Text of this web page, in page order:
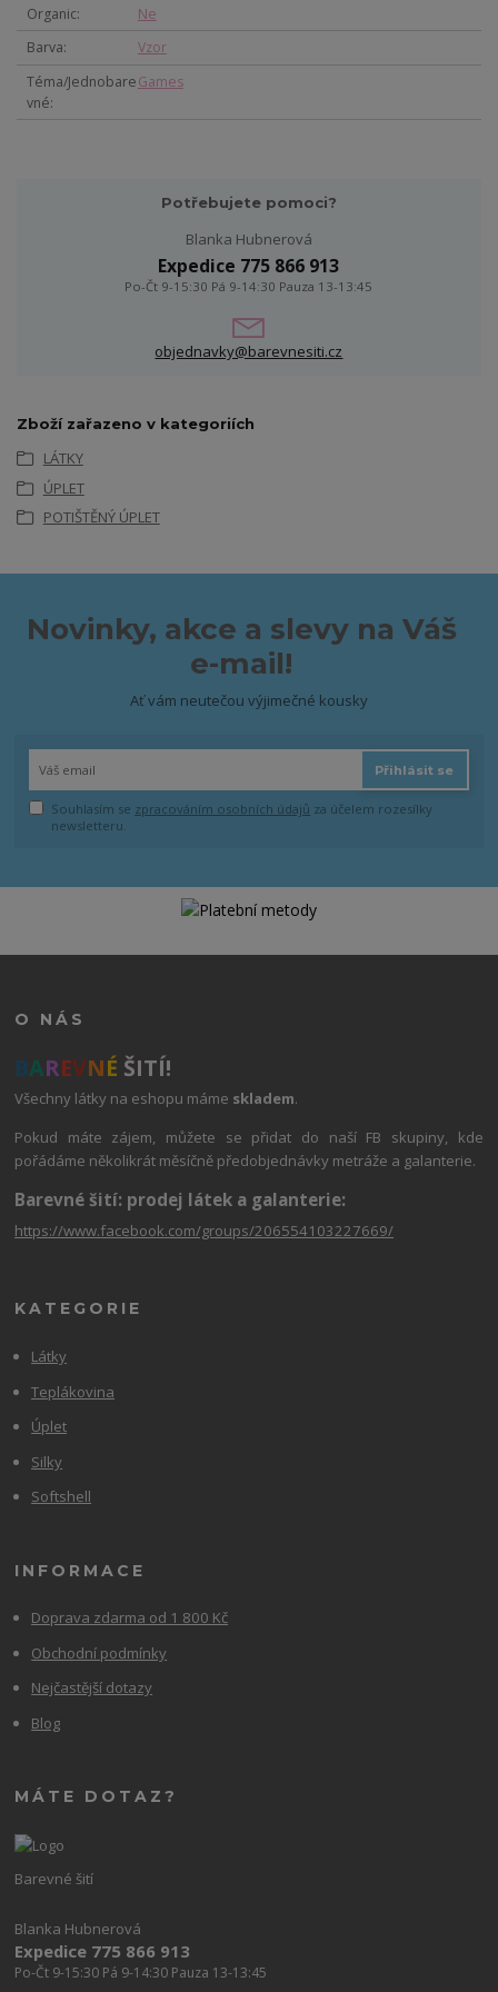
Organic
Ne
Barva
Vzor
Téma/Jednobare
vné
Games
Potřebujete pomoci?
Blanka Hubnerová
Expedice 775 866 913
Po-Čt 9-15:30 Pá 9-14:30 Pauza 13-13:45
objednavky@barevnesiti.cz
Zboží zařazeno v kategoriích
LÁTKY
ÚPLET
POTIŠTĚNÝ ÚPLET
Novinky, akce a slevy na Váš
e-mail!
Ať vám neutečou výjimečné kousky
Přihlásit se
Souhlasím se zpracováním osobních údajů za účelem rozesílky
newsletteru.
O NÁS
BAREVNÉ ŠITÍ!
Všechny látky na eshopu máme skladem.
Pokud máte zájem, můžete se přidat do naší FB skupiny, kde
pořádáme několikrát měsíčně předobjednávky metráže a galanterie.
Barevné šití: prodej látek a galanterie:
https://www.facebook.com/groups/206554103227669/
KATEGORIE
Látky
Teplákovina
Úplet
Silky
Softshell
INFORMACE
Doprava zdarma od 1 800 Kč
Obchodní podmínky
Nejčastější dotazy
Blog
MÁTE DOTAZ?
Barevné šití
Blanka Hubnerová
Expedice 775 866 913
Po-Čt 9-15:30 Pá 9-14:30 Pauza 13-13:45